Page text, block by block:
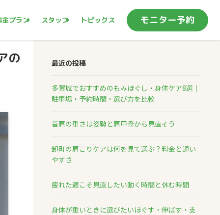
金プラン スタッフ トピックス モニター予約
の 最近の投稿
多賀城でおすすめのもみほぐし・身体ケア8選｜
駐車場・予約時間・選び方を比較
首肩の重さは姿勢と肩甲骨から見直そう
卸町の肩こりケアは何を見て選ぶ？料金と通い
やすさ
疲れた週こそ見直したい動く時間と休む時間
身体が重いときに選びたいほぐす・伸ばす・支